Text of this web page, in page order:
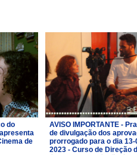
do
de
AVISO IMPORTANTE -
de divulgação dos
prorrogado para o dia 13-
2023 - Curso de Direção